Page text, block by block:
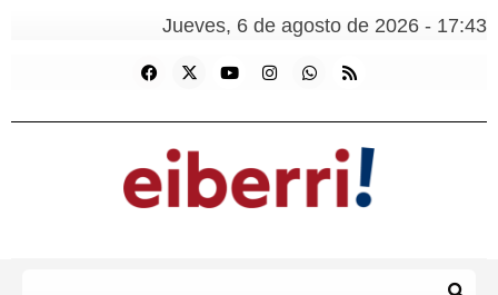
Jueves, 6 de agosto de 2026 - 17:43